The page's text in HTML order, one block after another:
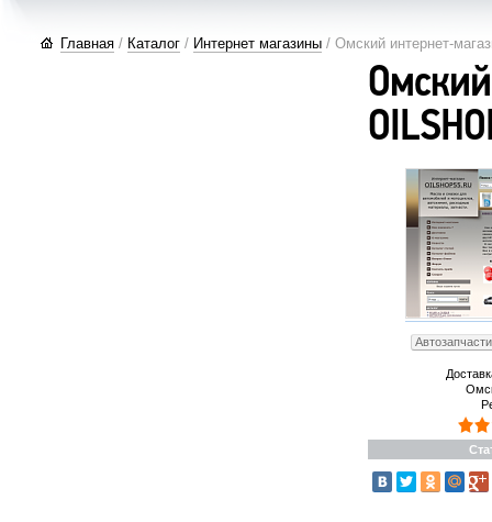
Главная / Каталог / Интернет магазины / Омский интернет-